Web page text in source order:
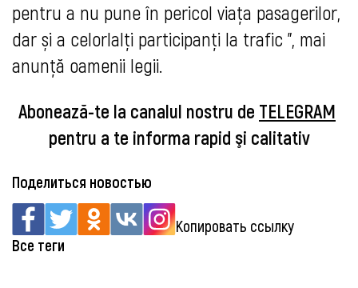
pentru a nu pune în pericol viața pasagerilor,
dar și a celorlalți participanți la trafic ", mai
anunţă oamenii legii.
Abonează-te la canalul nostru de TELEGRAM
pentru a te informa rapid şi calitativ
Поделиться новостью
Копировать ссылку
Все теги